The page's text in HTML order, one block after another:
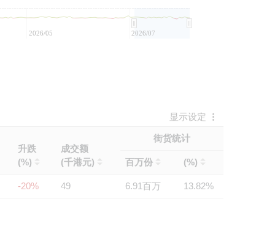
2026/05 2026/07
显示设定
升跌
(%)
成交额
(千港元)
街货统计
百万份 (%)
-20% 49 6.91百万 13.82%